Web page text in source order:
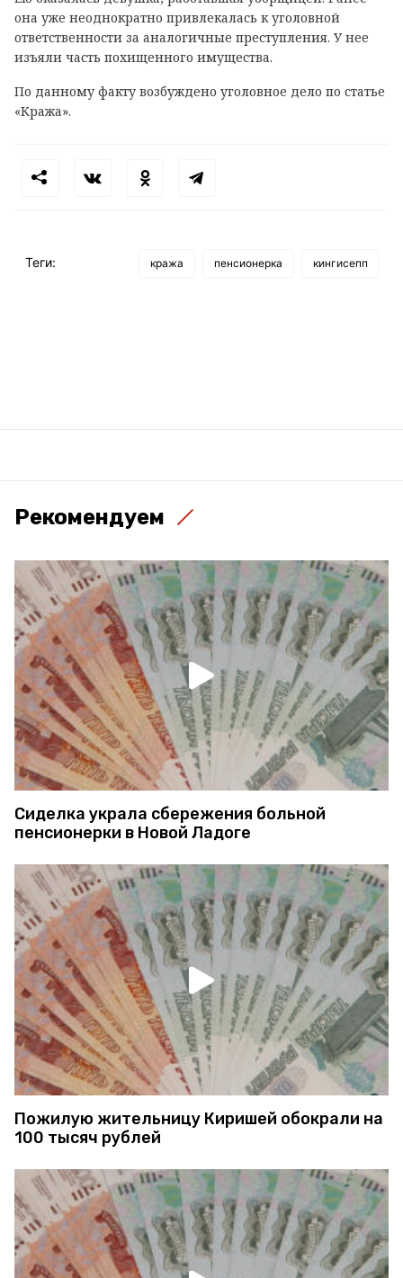
она уже неоднократно привлекалась к уголовной
ответственности за аналогичные преступления. У нее
изъяли часть похищенного имущества.
По данному факту возбуждено уголовное дело по статье
«Кража».
Теги: кража пенсионерка кингисепп
Рекомендуем
Сиделка украла сбережения больной
пенсионерки в Новой Ладоге
Пожилую жительницу Киришей обокрали на
100 тысяч рублей